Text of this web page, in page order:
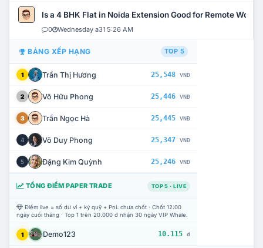
Is a 4 BHK Flat in Noida Extension Good for Remote Work?
0 Wednesday a31 5:26 AM
BẢNG XẾP HẠNG TOP 5
1 Trần Thị Hương 25,548 VNĐ
2 Võ Hữu Phong 25,446 VNĐ
3 Trần Ngọc Hà 25,445 VNĐ
4 Võ Duy Phong 25,347 VNĐ
5 Đặng Kim Quỳnh 25,246 VNĐ
TỔNG ĐIỂM PAPER TRADE TOP 5 · LIVE
Điểm live = số dư ví + ký quỹ + PnL chưa chốt · Chốt 12:00
ngày cuối tháng · Top 1 trên 20.000 đ nhận 30 ngày VIP Whale.
1 Demo123 10.115 đ